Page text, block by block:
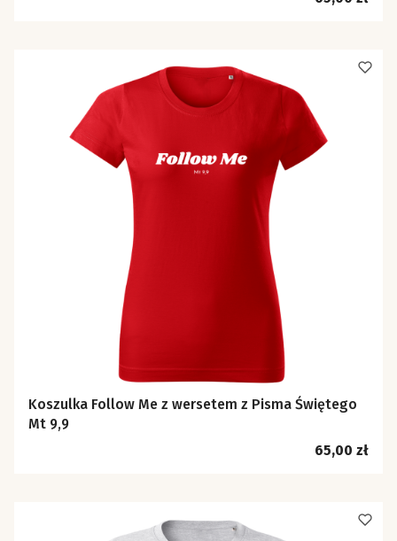
Koszulka Follow Me z wersetem z Pisma Świętego
Mt 9,9
Cena
65,00 zł